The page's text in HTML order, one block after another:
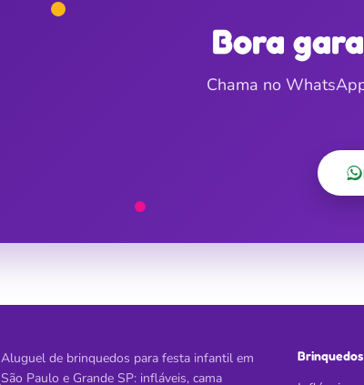
Bora
Chama no
Aluguel de brinquedos para festa infantil em
São Paulo e Grande SP: infláveis, cama
Brinquedos